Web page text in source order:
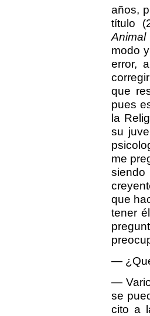
años,
título
Animal
modo
error,
que
pues
la
su
me
que
tener
—
—
se
cito a